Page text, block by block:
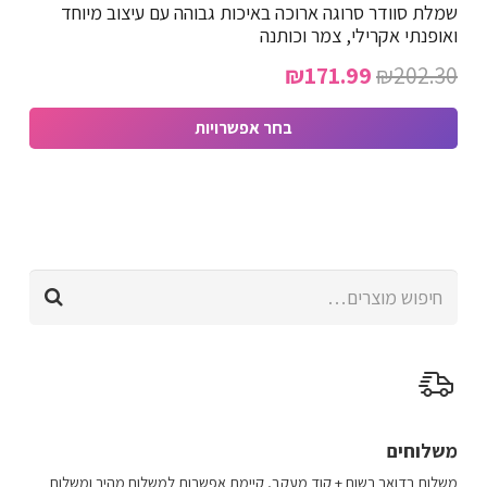
סוגים.
ניתן
לבחור
את
שמלת סוודר סרוגה ארוכה באיכות גבוהה עם עיצוב מיוחד
ואופנתי אקרילי, צמר וכותנה
₪202.30
המחיר
המקורי
₪171.99
הנוכחי
הוא:
בחר אפשרויות
את
המוצר
משלוחים
משלוח​ ב​דואר רשום + קוד מעקב​​, קיימת אפשרות למשלוח מהיר​ ומשלוח